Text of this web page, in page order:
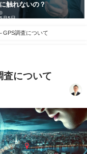
紹介します
月1日
GPS調査について
査について